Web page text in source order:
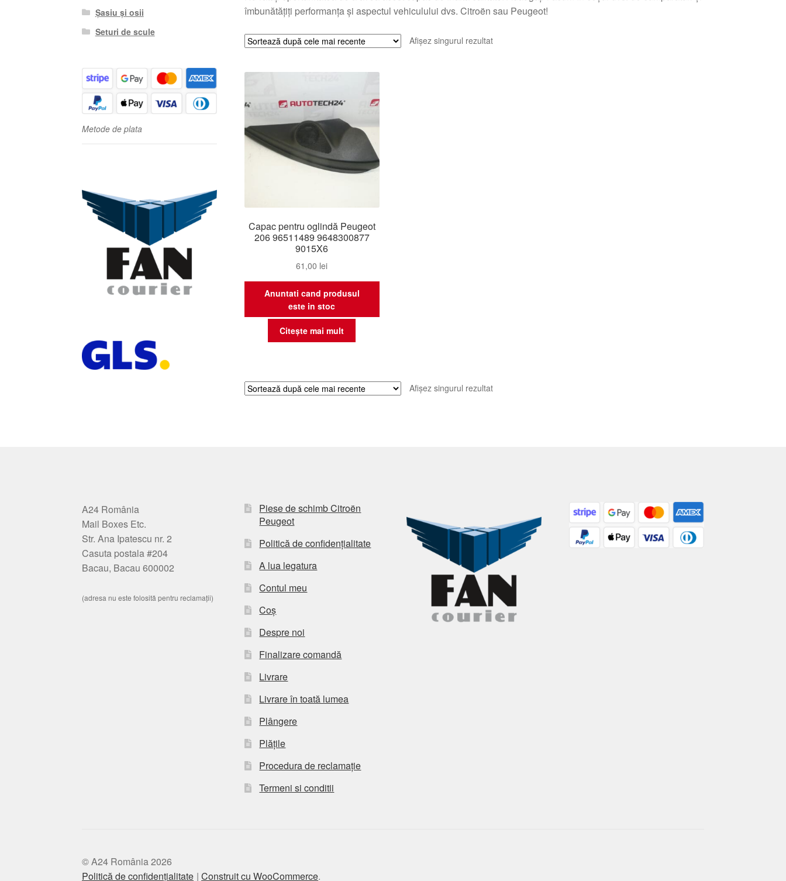
îmbunătățiți performanța și aspectul vehiculului dvs. Citroën sau Peugeot!
Afișez singurul rezultat
Capac pentru oglindă Peugeot
206 96511489 9648300877
9015X6
61,00 lei
Anuntati cand produsul
este in stoc
Citește mai mult
Afișez singurul rezultat
Șasiu și osii
Seturi de scule
Metode de plata
A24 România
Mail Boxes Etc.
Str. Ana Ipatescu nr. 2
Casuta postala #204
Bacau, Bacau 600002
(adresa nu este folosită pentru reclamații)
Piese de schimb Citroën
Peugeot
Politică de confidențialitate
A lua legatura
Contul meu
Coș
Despre noi
Finalizare comandă
Livrare
Livrare în toată lumea
Plângere
Plățile
Procedura de reclamație
Termeni si conditii
© A24 România 2026
Politică de confidențialitate Construit cu WooCommerce.